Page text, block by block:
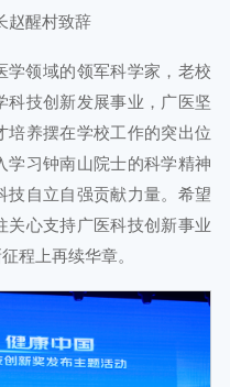
赵醒村致辞
学领域的领军科学家，老校
科技创新发展事业，广医坚
培养摆在学校工作的突出位
学习钟南山院士的科学精神
技自立自强贡献力量。希望
关心支持广医科技创新事业
程上再续华章。